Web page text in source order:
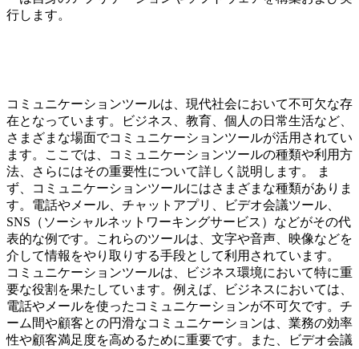
行します。
コミュニケーションツールは、現代社会において不可欠な存
在となっています。ビジネス、教育、個人の日常生活など、
さまざまな場面でコミュニケーションツールが活用されてい
ます。ここでは、コミュニケーションツールの種類や利用方
法、さらにはその重要性について詳しく説明します。 ま
ず、コミュニケーションツールにはさまざまな種類がありま
す。電話やメール、チャットアプリ、ビデオ会議ツール、
SNS（ソーシャルネットワーキングサービス）などがその代
表的な例です。これらのツールは、文字や音声、映像などを
介して情報をやり取りする手段として利用されています。
コミュニケーションツールは、ビジネス環境において特に重
要な役割を果たしています。例えば、ビジネスにおいては、
電話やメールを使ったコミュニケーションが不可欠です。チ
ーム間や顧客との円滑なコミュニケーションは、業務の効率
性や顧客満足度を高めるために重要です。また、ビデオ会議